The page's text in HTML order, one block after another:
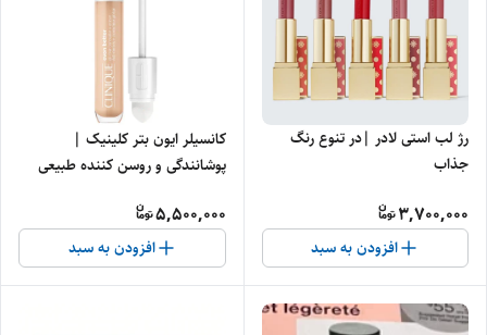
رژ لب استی لادر |در تنوع رنگ
جذاب
3,700,000
افزودن به سبد
کانسیلر ایون بتر کلینیک |
پوشانندگی و روسن کننده طبیعی
5,500,000
افزودن به سبد